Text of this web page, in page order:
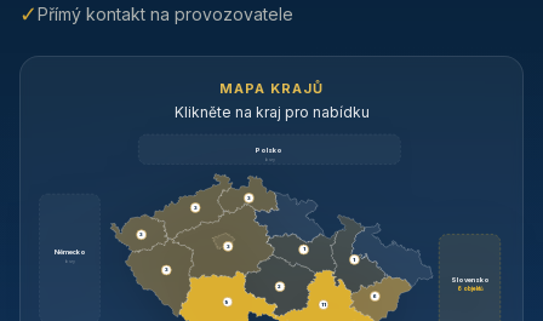
✓Přímý kontakt na provozovatele
MAPA KRAJŮ
Klikněte na kraj pro nabídku
Polsko
brzy
Německo
brzy
Slovensko
6 objektů
3
9
3
3
3
3
1
2
11
1
6